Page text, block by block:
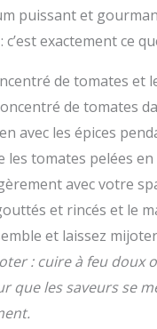
puissant et
exactement ce
de tomates et
de tomates
avec les épices
les tomates pelées en
avec votre
et rincés et le
et laissez mijoter
: cuire à feu doux
que les saveurs se